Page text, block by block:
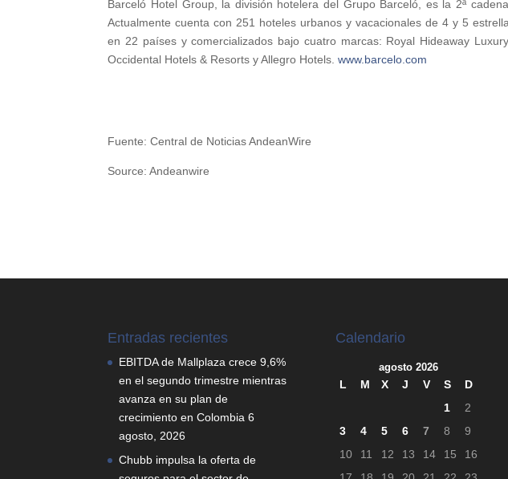
Barceló Hotel Group, la división hotelera del Grupo Barceló, es la 2ª
Actualmente cuenta con 251 hoteles urbanos y vacacionales de 4 y 5
en 22 países y comercializados bajo cuatro marcas: Royal Hideaway
Occidental Hotels & Resorts y Allegro Hotels.www.barcelo.com
Fuente: Central de Noticias AndeanWire
Source: Andeanwire
Entradas recientes
EBITDA de Mallplaza crece 9,6%
en el segundo trimestre mientras
avanza en su plan de
crecimiento en Colombia 6
agosto, 2026
Chubb impulsa la oferta de
Calendario
agosto 2026
L M X J V S
D
1
2
3
4 5 6 7 8
9
10
11 12 13 14 15
16